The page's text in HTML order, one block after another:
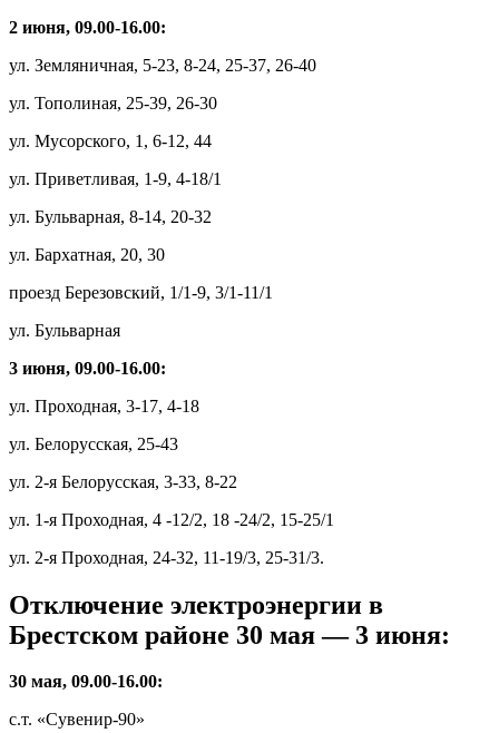
2 июня, 09.00-16.00:
ул. Земляничная, 5-23, 8-24, 25-37, 26-40
ул. Тополиная, 25-39, 26-30
ул. Мусорского, 1, 6-12, 44
ул. Приветливая, 1-9, 4-18/1
ул. Бульварная, 8-14, 20-32
ул. Бархатная, 20, 30
проезд Березовский, 1/1-9, 3/1-11/1
ул. Бульварная
3 июня, 09.00-16.00:
ул. Проходная, 3-17, 4-18
ул. Белорусская, 25-43
ул. 2-я Белорусская, 3-33, 8-22
ул. 1-я Проходная, 4 -12/2, 18 -24/2, 15-25/1
ул. 2-я Проходная, 24-32, 11-19/3, 25-31/3.
Отключение электроэнергии в
Брестском районе 30 мая — 3 июня:
30 мая, 09.00-16.00:
с.т. «Сувенир-90»